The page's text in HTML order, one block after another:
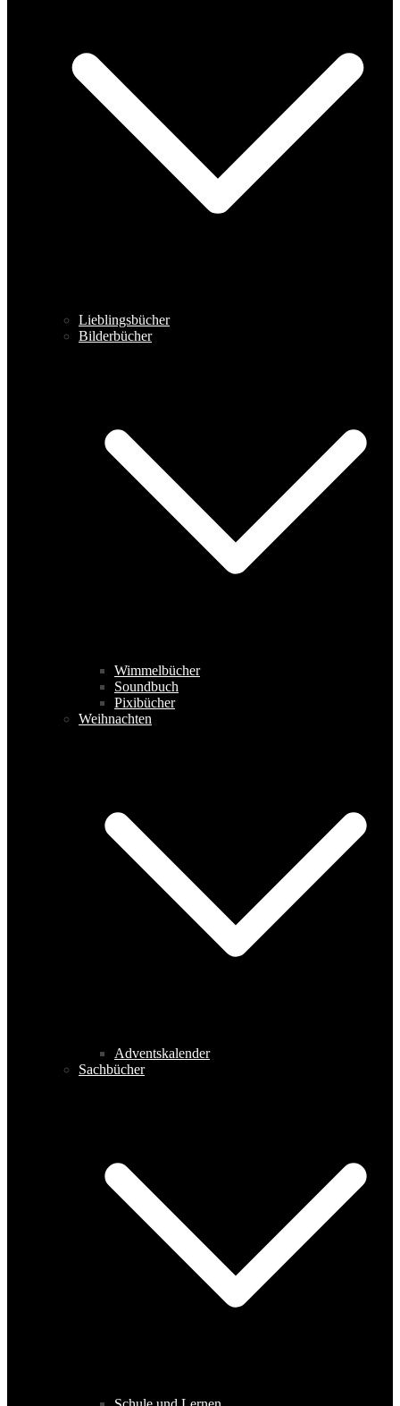
Lieblingsbücher
Bilderbücher
Wimmelbücher
Soundbuch
Pixibücher
Weihnachten
Adventskalender
Sachbücher